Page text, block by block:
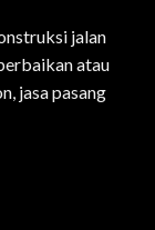
jalan
atau
jasa pasang